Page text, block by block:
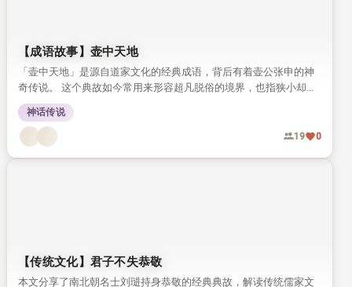
【成语故事】壶中天地
「壶中天地」是源自道家文化的经典成语，背后有着壶公张申的神
奇传说。 这个典故如今常用来形容超凡脱俗的境界，也指狭小却自
有意趣的空间。
神话传说
19 0
【传统文化】君子不失恭敬
本文分享了南北朝名士刘琎持身恭敬的经典典故，解读传统儒家文